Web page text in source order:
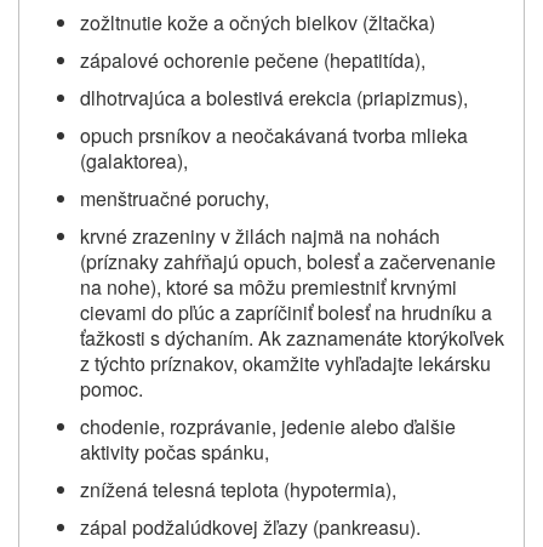
zožltnutie kože a očných bielkov (žltačka)
zápalové ochorenie pečene (hepatitída),
dlhotrvajúca a bolestivá erekcia (priapizmus),
opuch prsníkov a neočakávaná tvorba mlieka
(galaktorea),
menštruačné poruchy,
krvné zrazeniny v žilách najmä na nohách
(príznaky zahŕňajú opuch, bolesť a začervenanie
na nohe), ktoré sa môžu premiestniť krvnými
cievami do pľúc a zapríčiniť bolesť na hrudníku a
ťažkosti s dýchaním. Ak zaznamenáte ktorýkoľvek
z týchto príznakov, okamžite vyhľadajte lekársku
pomoc.
chodenie, rozprávanie, jedenie alebo ďalšie
aktivity počas spánku,
znížená telesná teplota (hypotermia),
zápal podžalúdkovej žľazy (pankreasu).